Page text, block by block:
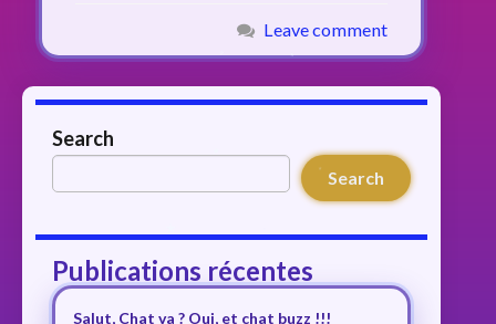
Leave comment
Search
Search
Publications récentes
Salut, Chat va ? Oui, et chat buzz !!!